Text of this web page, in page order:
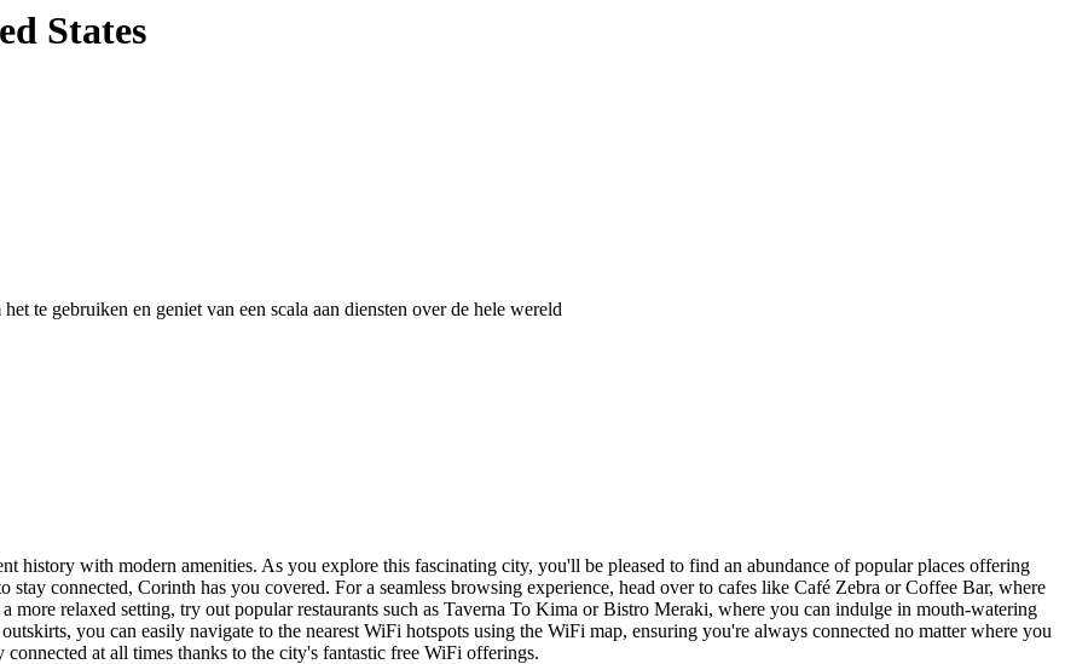
States
te gebruiken en geniet van een scala aan diensten over de hele wereld
history with modern amenities. As you explore this fascinating city, you'll be pleased to find an abundance of popular places offering
connected, Corinth has you covered. For a seamless browsing experience, head over to cafes like Café Zebra or Coffee Bar, where
relaxed setting, try out popular restaurants such as Taverna To Kima or Bistro Meraki, where you can indulge in mouth-watering
you can easily navigate to the nearest WiFi hotspots using the WiFi map, ensuring you're always connected no matter where you
at all times thanks to the city's fantastic free WiFi offerings.